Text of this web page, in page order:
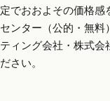
定でおおよその価格感
センター（公的・無
ティング会社・株式会
ださい。